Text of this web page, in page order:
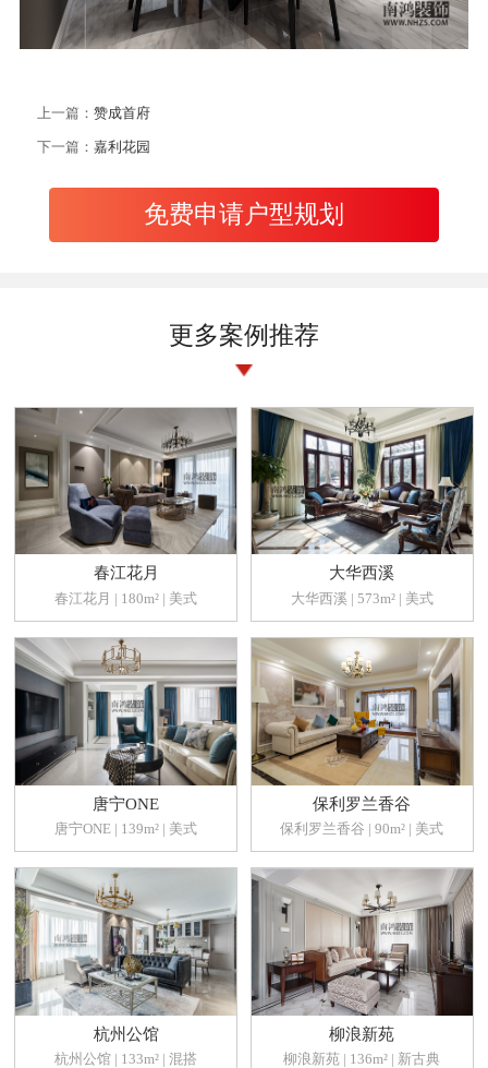
上一篇： 赞成首府
下一篇： 嘉利花园
免费申请户型规划
更多案例推荐
春江花月
春江花月 | 180m² | 美式
大华西溪
大华西溪 | 573m² | 美式
唐宁ONE
唐宁ONE | 139m² | 美式
保利罗兰香谷
保利罗兰香谷 | 90m² | 美式
杭州公馆
杭州公馆 | 133m² | 混搭
柳浪新苑
柳浪新苑 | 136m² | 新古典